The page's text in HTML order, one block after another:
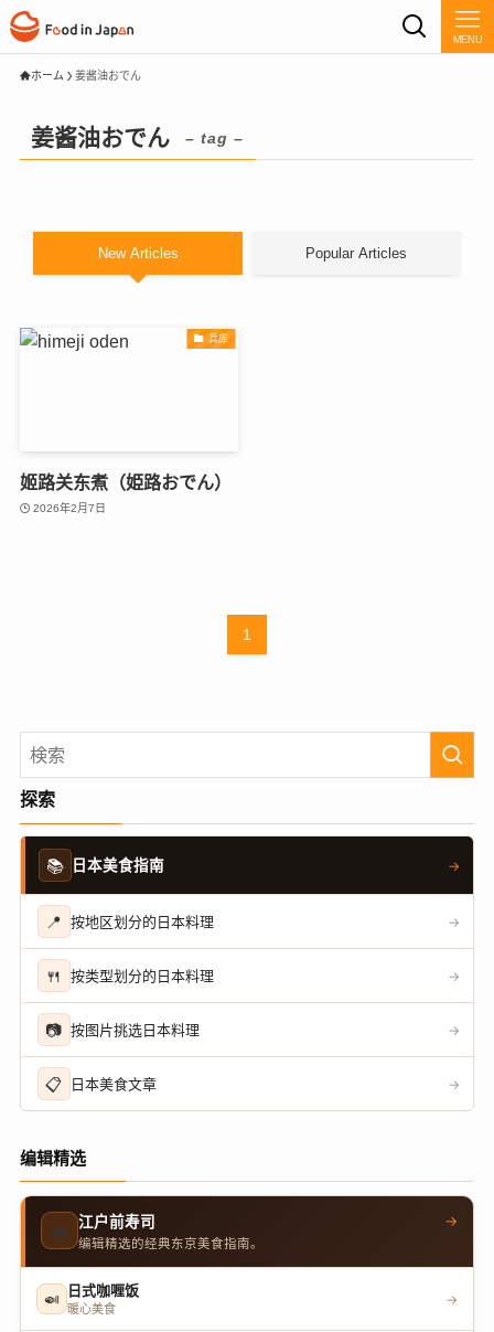
MENU
ホーム 姜酱油おでん
姜酱油おでん – tag –
New Articles Popular Articles
兵库
姬路关东煮（姫路おでん）
2026年2月7日
1
探索
📚 日本美食指南 →
📍 按地区划分的日本料理 →
🍴 按类型划分的日本料理 →
📷 按图片挑选日本料理 →
📋 日本美食文章 →
编辑精选
🍣 江户前寿司
编辑精选的经典东京美食指南。
→
🍛 日式咖喱饭
暖心美食
→